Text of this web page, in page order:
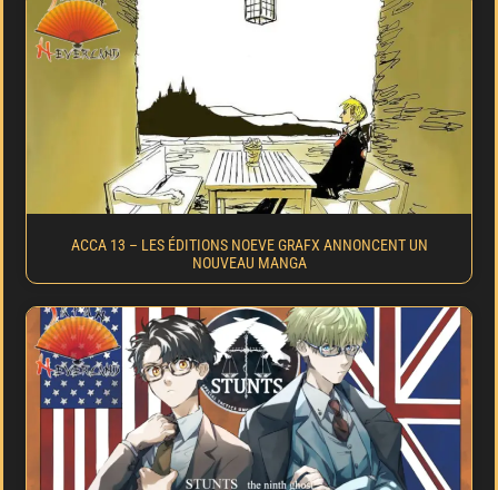
ACCA 13 – LES ÉDITIONS NOEVE GRAFX ANNONCENT UN
NOUVEAU MANGA